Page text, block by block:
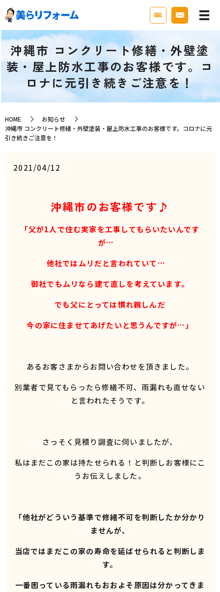
沖縄市 コンクリート修繕・外壁塗
装・屋上防水工事のお客様です。コ
ロナに元引き続きご注意を！
HOME
お知らせ
沖縄市 コンクリート修繕・外壁塗装・屋上防水工事のお客様です。コロナに元
引き続きご注意を！
2021/04/12
沖縄市のお客様です♪
「父が1人で住む実家を工事してもらいたいんです
が…
他社ではムリだと言われていて…
御社でもムリなら建て直しを考えています。
でも父にとっては慣れ親しんだ
今の家に住ませてあげたいと思うんですが…」
あるお客さまからお問い合わせを頂きました。
別業者で見てもらったら修繕不可、雨漏れも直せない
と言われたそうです。
さっそく見積り調査に伺いましたが、
私はまだこの家は持たせられる！と判断しお客様にこ
うお伝えしました。
「他社がどういう基準で修繕不可を判断したか分かり
ませんが、
当店ではまだこの家の寿命を延ばせられると判断しま
す。
一番困っている雨漏れもおおよそ原因は分かってきま